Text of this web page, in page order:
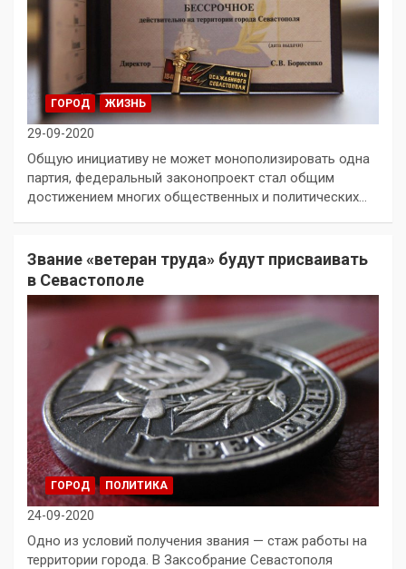
ГОРОД ЖИЗНЬ
29-09-2020
Общую инициативу не может монополизировать одна
партия, федеральный законопроект стал общим
достижением многих общественных и политических…
Звание «ветеран труда» будут присваивать
в Севастополе
ГОРОД ПОЛИТИКА
24-09-2020
Одно из условий получения звания — стаж работы на
территории города. В Заксобрание Севастополя